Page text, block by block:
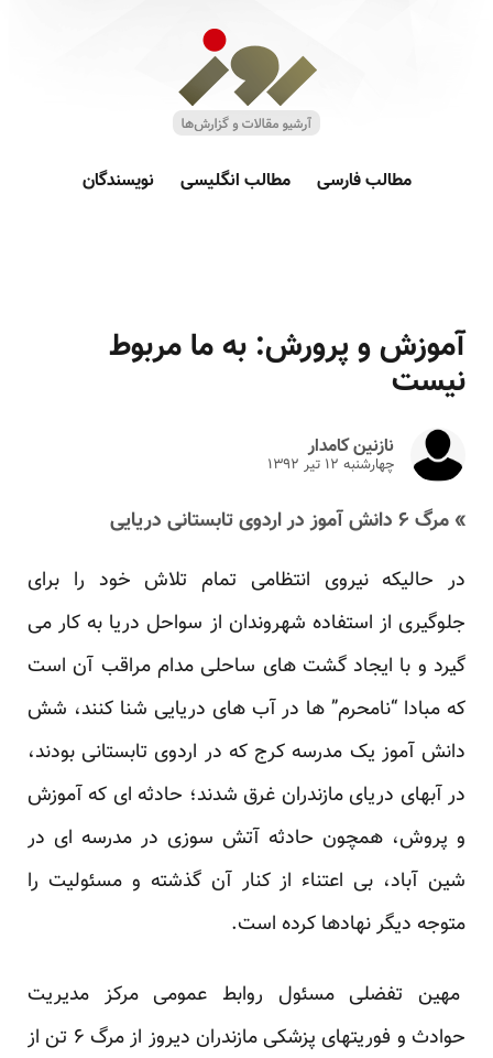
مطالب فارسی مطالب انگلیسی نویسندگان
آموزش و پرورش: به ما مربوط
نیست
نازنین کامدار
چهارشنبه ۱۲ تير ۱۳۹۲
» مرگ ۶ دانش آموز در اردوی تابستانی دریایی
در حالیکه نیروی انتظامی تمام تلاش خود را برای
جلوگیری از استفاده شهروندان از سواحل دریا به کار می
گیرد و با ایجاد گشت های ساحلی مدام مراقب آن است
که مبادا “نامحرم” ها در آب های دریایی شنا کنند، شش
دانش آموز یک مدرسه کرج که در اردوی تابستانی بودند،
در آبهای دریای مازندران غرق شدند؛ حادثه ای که آموزش
و پروش، همچون حادثه آتش سوزی در مدرسه ای در
شین آباد، بی اعتناء از کنار آن گذشته و مسئولیت را
متوجه دیگر نهادها کرده است.
مهین تفضلی مسئول روابط عمومی مرکز مدیریت
حوادث و فوریتهای پزشکی مازندران دیروز از مرگ ۶ تن از